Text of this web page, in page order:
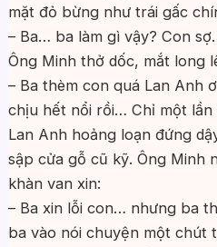
mặt đỏ bừng như trái gấc
– Ba… ba làm gì vậy? Con
Ông Minh thở dốc, mắt long
– Ba thèm con quá Lan Anh
chịu hết nổi rồi… Chỉ một
Lan Anh hoảng loạn đứng
sập cửa gỗ cũ kỹ. Ông Minh
khàn van xin:
– Ba xin lỗi con… nhưng ba
ba vào nói chuyện một chút